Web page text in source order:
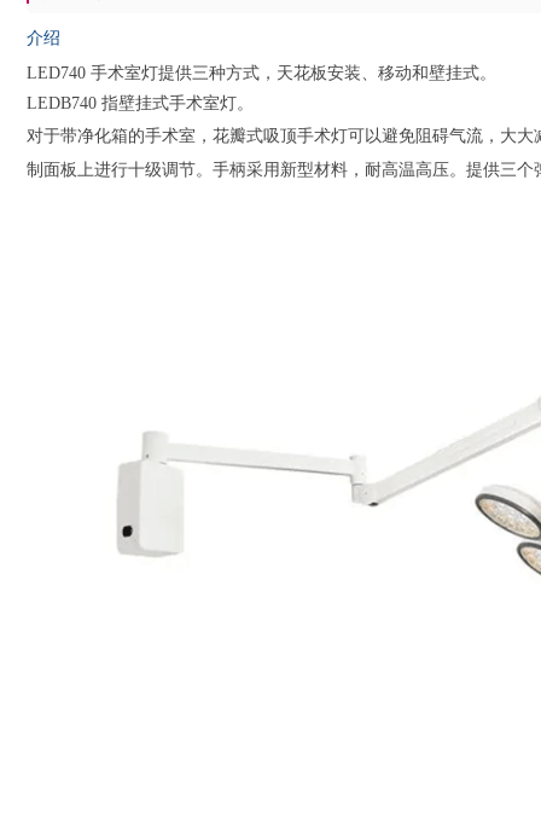
介绍
LED740 手术室灯提供三种方式，天花板安装、移动和壁挂式。
LEDB740 指壁挂式手术室灯。
对于带净化箱的手术室，花瓣式吸顶手术灯可以避免阻碍气流，大
制面板上进行十级调节。 手柄采用新型材料，耐高温高压。 提供三个